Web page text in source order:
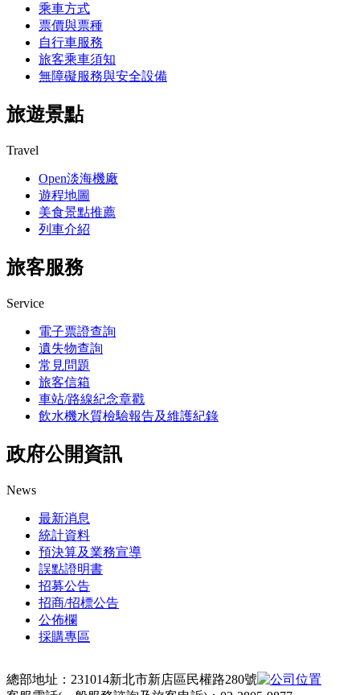
乘車方式
票價與票種
自行車服務
旅客乘車須知
無障礙服務與安全設備
旅遊景點
Travel
Open淡海機廠
遊程地圖
美食景點推薦
列車介紹
旅客服務
Service
電子票證查詢
遺失物查詢
常見問題
旅客信箱
車站/路線紀念章戳
飲水機水質檢驗報告及維護紀錄
政府公開資訊
News
最新消息
統計資料
預決算及業務宣導
誤點證明書
招募公告
招商/招標公告
公佈欄
採購專區
總部地址：231014新北市新店區民權路280號